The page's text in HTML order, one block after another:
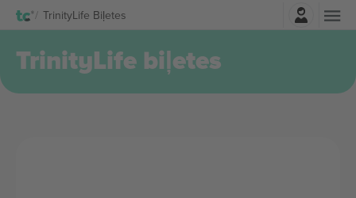
TrinityLife Biļetes
TrinityLife biļetes